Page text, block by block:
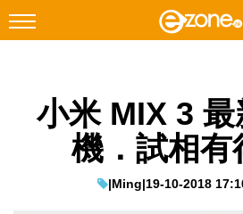
Facebook Instagram
小米 MIX 3
機．試相有
|Ming|19-10-2018